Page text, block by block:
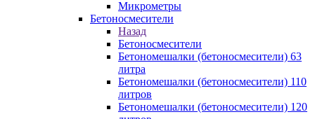
Микрометры
Бетоносмесители
Назад
Бетоносмесители
Бетономешалки (бетоносмесители) 63
литра
Бетономешалки (бетоносмесители) 110
литров
Бетономешалки (бетоносмесители) 120